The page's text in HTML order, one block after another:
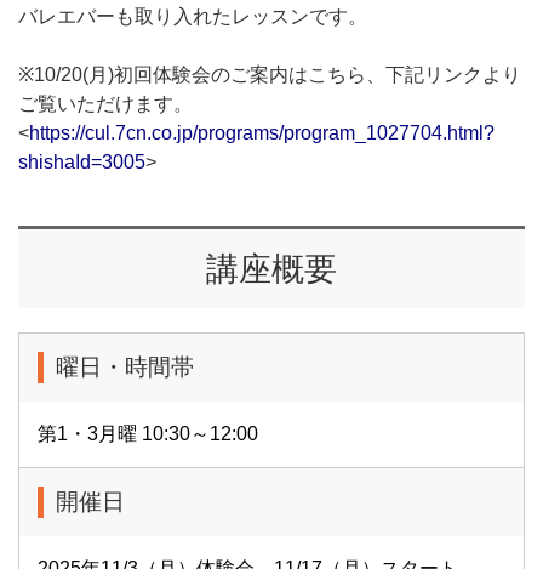
バレエバーも取り入れたレッスンです。
※10/20(月)初回体験会のご案内はこちら、下記リンクより
ご覧いただけます。
<https://cul.7cn.co.jp/programs/program_1027704.html?
shishaId=3005>
講座概要
曜日・時間帯
第1・3月曜 10:30～12:00
開催日